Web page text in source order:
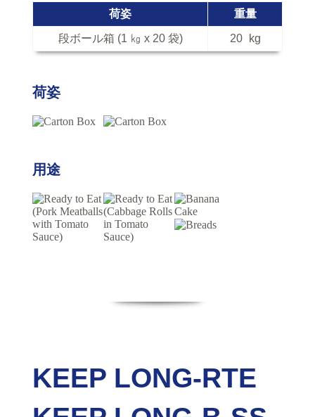
荷姿 重量
段ボール箱 (1 ㎏ x 20 袋) 20 kg
荷姿
用途
KEEP LONG-RTE